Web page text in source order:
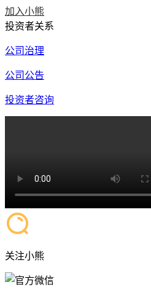
加入小熊
投资者关系
公司治理
公司公告
投资者咨询
关注小熊